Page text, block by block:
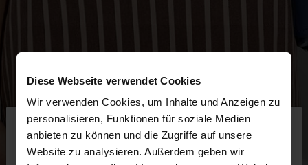
Diese Webseite verwendet Cookies
Wir verwenden Cookies, um Inhalte und Anzeigen zu
personalisieren, Funktionen für soziale Medien
anbieten zu können und die Zugriffe auf unsere
Website zu analysieren. Außerdem geben wir
hallo
Sie greifen von Austria auf die Website zu.